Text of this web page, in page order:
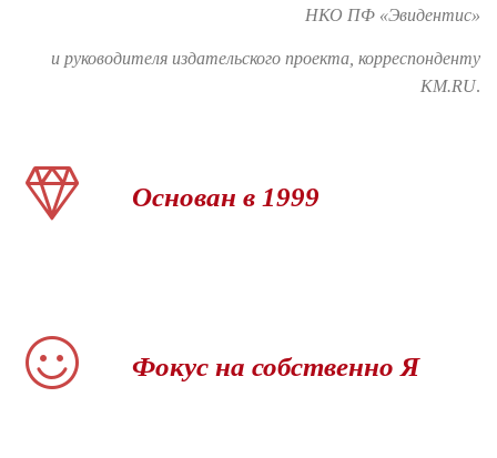
НКО ПФ «Эвидентис»
и руководителя издательского проекта, корреспонденту
KM.RU.
Основан в 1999
Фокус на собственно Я